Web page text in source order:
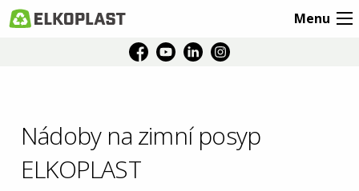
Menu
Nádoby na zimní posyp
ELKOPLAST